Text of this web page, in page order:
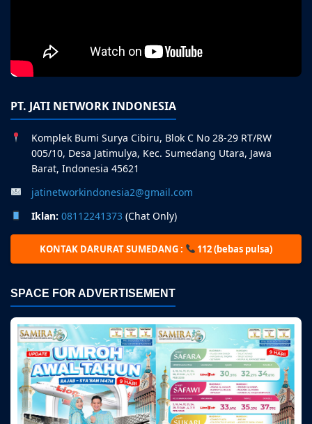
PT. JATI NETWORK INDONESIA
Komplek Bumi Surya Cibiru, Blok C No 28-29 RT/RW
005/10, Desa Jatimulya, Kec. Sumedang Utara, Jawa
Barat, Indonesia 45621
jatinetworkindonesia2@gmail.com
Iklan: 08112241373 (Chat Only)
KONTAK DARURAT SUMEDANG : 112 (bebas pulsa)
SPACE FOR ADVERTISEMENT